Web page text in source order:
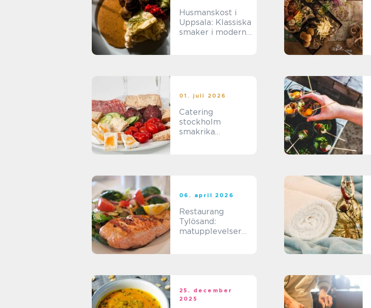
Husmanskost i
Uppsala: Klassiska
smaker i modern
01. juli 2026
Catering
stockholm
smakrika
06. april 2026
Restaurang
Tylösand:
matupplevelser
25. december
2025